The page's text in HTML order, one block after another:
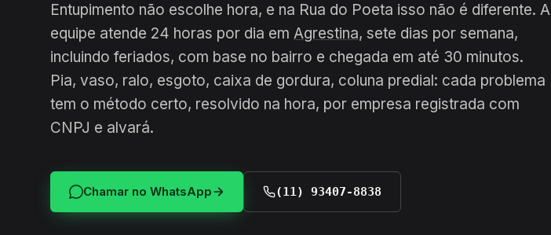
Entupimento não escolhe hora, e na Rua do Poeta isso não é diferente. A
equipe atende 24 horas por dia em Agrestina, sete dias por semana,
incluindo feriados, com base no bairro e chegada em até 30 minutos.
Pia, vaso, ralo, esgoto, caixa de gordura, coluna predial: cada problema
tem o método certo, resolvido na hora, por empresa registrada com
CNPJ e alvará.
Chamar no WhatsApp (11) 93407-8838